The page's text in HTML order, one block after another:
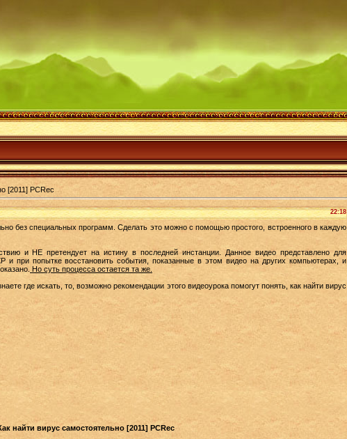
[2011] PCRec
22:18
без специальных программ. Сделать это можно с помощью простого, встроенного в каждую
и НЕ претендует на истину в последней инстанции. Данное видео представлено для
и при попытке восстановить события, показанные в этом видео на других компьютерах, и
Но суть процесса остается та же.
где искать, то, возможно рекомендации этого видеоурока помогут понять, как найти вирус
найти вирус самостоятельно [2011] PCRec